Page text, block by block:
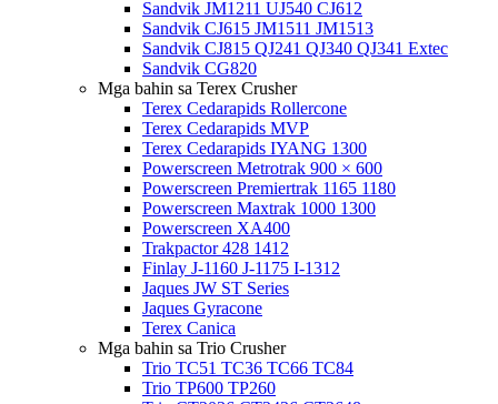
Sandvik JM1211 UJ540 CJ612
Sandvik CJ615 JM1511 JM1513
Sandvik CJ815 QJ241 QJ340 QJ341 Extec
Sandvik CG820
Mga bahin sa Terex Crusher
Terex Cedarapids Rollercone
Terex Cedarapids MVP
Terex Cedarapids IYANG 1300
Powerscreen Metrotrak 900 × 600
Powerscreen Premiertrak 1165 1180
Powerscreen Maxtrak 1000 1300
Powerscreen XA400
Trakpactor 428 1412
Finlay J-1160 J-1175 I-1312
Jaques JW ST Series
Jaques Gyracone
Terex Canica
Mga bahin sa Trio Crusher
Trio TC51 TC36 TC66 TC84
Trio TP600 TP260